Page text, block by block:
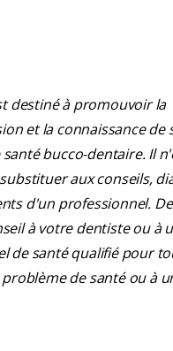
destiné à promouvoir la
et la connaissance de
bucco-dentaire. Il
aux conseils,
d'un professionnel.
à votre dentiste ou à
de santé qualifié pour
de santé ou à